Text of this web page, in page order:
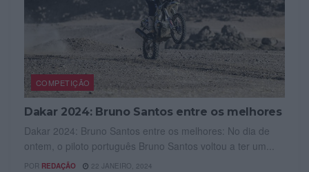
COMPETIÇÃO
Dakar 2024: Bruno Santos entre os melhores
Dakar 2024: Bruno Santos entre os melhores: No dia de
ontem, o piloto português Bruno Santos voltou a ter um...
POR REDAÇÃO 22 JANEIRO, 2024